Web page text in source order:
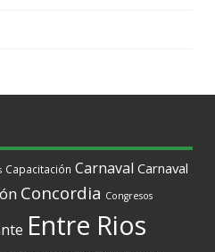
Capacitación Carnaval Carnaval
Concordia Congresos
Entre Rios